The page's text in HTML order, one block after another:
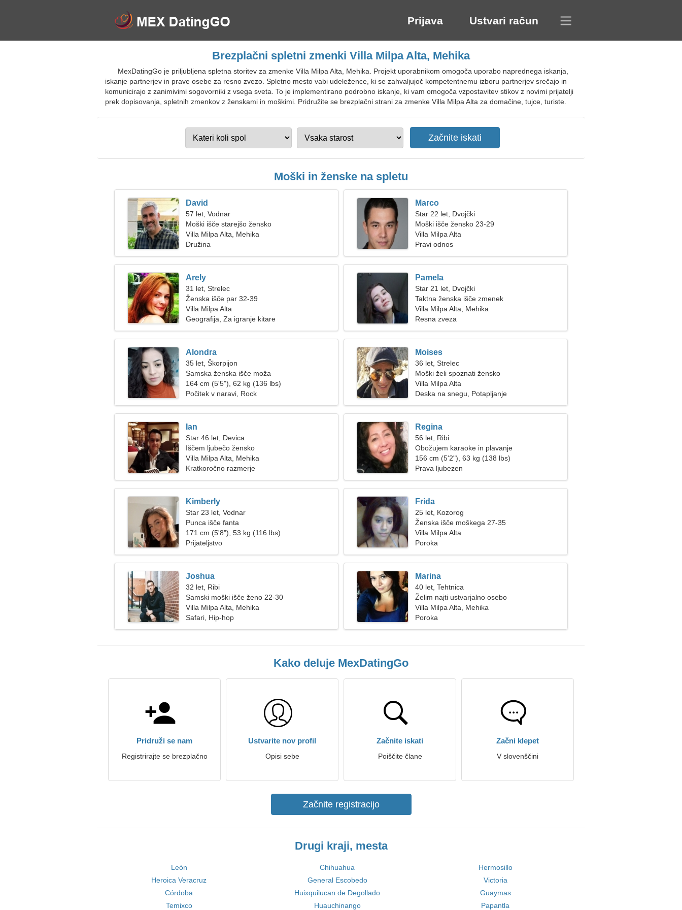
Prijava Ustvari račun
Brezplačni spletni zmenki Villa Milpa Alta, Mehika
MexDatingGo je priljubljena spletna storitev za zmenke Villa Milpa Alta, Mehika. Projekt uporabnikom omogoča uporabo naprednega iskanja,
iskanje partnerjev in prave osebe za resno zvezo. Spletno mesto vabi udeležence, ki se zahvaljujoč kompetentnemu izboru partnerjev srečajo in
komunicirajo z zanimivimi sogovorniki z vsega sveta. To je implementirano podrobno iskanje, ki vam omogoča vzpostavitev stikov z novimi prijatelji
prek dopisovanja, spletnih zmenkov z ženskami in moškimi. Pridružite se brezplačni strani za zmenke Villa Milpa Alta za domačine, tujce, turiste.
Moški in ženske na spletu
David
57 let, Vodnar
Moški išče starejšo žensko
Villa Milpa Alta, Mehika
Družina
Marco
Star 22 let, Dvojčki
Moški išče žensko 23-29
Villa Milpa Alta
Pravi odnos
Arely
31 let, Strelec
Ženska išče par 32-39
Villa Milpa Alta
Geografija, Za igranje kitare
Pamela
Star 21 let, Dvojčki
Taktna ženska išče zmenek
Villa Milpa Alta, Mehika
Resna zveza
Alondra
35 let, Škorpijon
Samska ženska išče moža
164 cm (5'5"), 62 kg (136 lbs)
Počitek v naravi, Rock
Moises
36 let, Strelec
Moški želi spoznati žensko
Villa Milpa Alta
Deska na snegu, Potapljanje
Ian
Star 46 let, Devica
Iščem ljubečo žensko
Villa Milpa Alta, Mehika
Kratkoročno razmerje
Regina
56 let, Ribi
Obožujem karaoke in plavanje
156 cm (5'2"), 63 kg (138 lbs)
Prava ljubezen
Kimberly
Star 23 let, Vodnar
Punca išče fanta
171 cm (5'8"), 53 kg (116 lbs)
Prijateljstvo
Frida
25 let, Kozorog
Ženska išče moškega 27-35
Villa Milpa Alta
Poroka
Joshua
32 let, Ribi
Samski moški išče ženo 22-30
Villa Milpa Alta, Mehika
Safari, Hip-hop
Marina
40 let, Tehtnica
Želim najti ustvarjalno osebo
Villa Milpa Alta, Mehika
Poroka
Kako deluje MexDatingGo
Pridruži se nam
Registrirajte se brezplačno
Ustvarite nov profil
Opisi sebe
Začnite iskati
Poiščite člane
Začni klepet
V slovenščini
Začnite registracijo
Drugi kraji, mesta
León Chihuahua
Hermosillo
Heroica Veracruz
General Escobedo
Victoria
Córdoba
Huixquilucan de Degollado
Guaymas
Temixco
Huauchinango Papantla